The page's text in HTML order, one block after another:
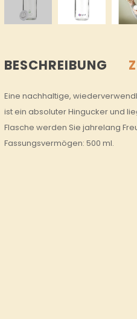
BESCHREIBUNG
Eine nachhaltige,
ist ein absoluter Hingucker und
Flasche werden Sie jahrelang
Fassungsvermögen: 500 ml.